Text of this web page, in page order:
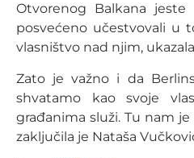
Otvorenog Balkana
posvećeno učestvovali u
vlasništvo nad njim,
Zato je važno i da
shvatamo kao svoje
građanima služi. Tu nam
zaključila je Nataša